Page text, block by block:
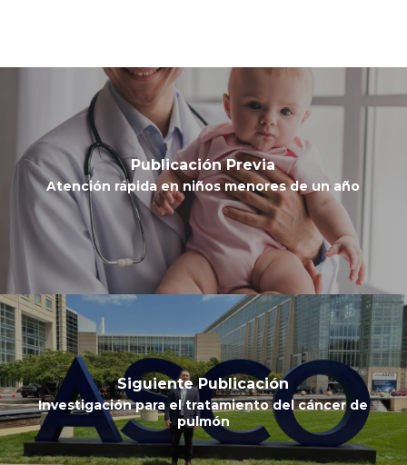
Publicación Previa
Atención rápida en niños menores de un año
Siguiente Publicación
Investigación para el tratamiento del cáncer de
pulmón